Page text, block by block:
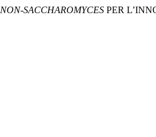
NON-SACCHAROMYCESPER